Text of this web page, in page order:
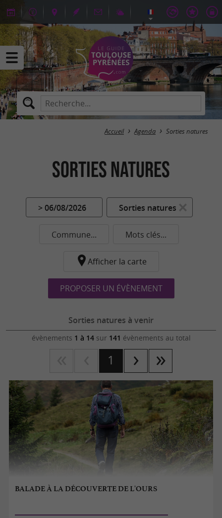
Accueil Agenda Sorties natures
Sorties natures
> 06/08/2026 Sorties natures
Commune... Mots clés...
Afficher la carte
PROPOSER UN ÉVÈNEMENT
Sorties natures à venir
évènements 1 à 14sur 141 évènements au total
1
BALADE À LA DÉCOUVERTE DE L'OURS